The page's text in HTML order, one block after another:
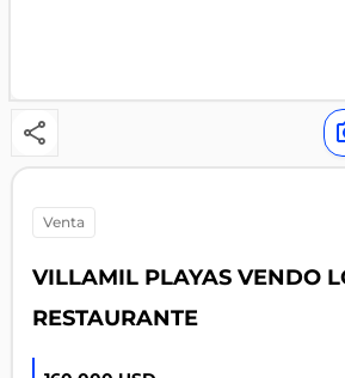
venta
VILLAMIL PLAYAS VENDO
RESTAURANTE